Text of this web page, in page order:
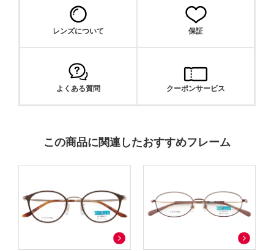
レンズについて 保証
よくある質問 クーポンサービス
この商品に関連したおすすめフレーム